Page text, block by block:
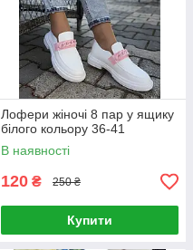
Лофери жіночі 8 пар у ящику
білого кольору 36-41
В наявності
120 ₴ 250 ₴
Купити